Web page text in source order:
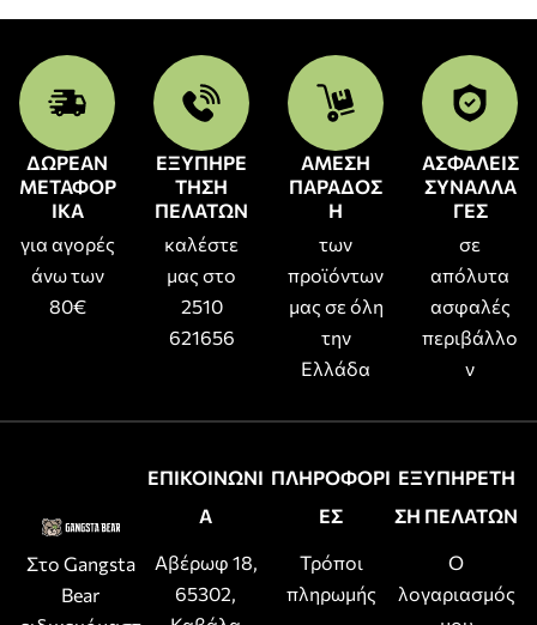
ΔΩΡΕΑΝ
ΜΕΤΑΦΟΡ
ΙΚΑ
για αγορές
άνω των
80€
ΕΞΥΠΗΡΕ
ΤΗΣΗ
ΠΕΛΑΤΩΝ
καλέστε
μας στο
2510
621656
ΑΜΕΣΗ
ΠΑΡΑΔΟΣ
Η
των
προϊόντων
μας σε όλη
την
Ελλάδα
ΑΣΦΑΛΕΙΣ
ΣΥΝΑΛΛΑ
ΓΕΣ
σε
απόλυτα
ασφαλές
περιβάλλο
ν
Στο Gangsta
Bear
ΕΠΙΚΟΙΝΩΝΙ
Α
Αβέρωφ 18,
65302,
ΠΛΗΡΟΦΟΡΙ
ΕΣ
Τρόποι
πληρωμής
ΕΞΥΠΗΡΕΤΗ
ΣΗ ΠΕΛΑΤΩΝ
Ο
λογαριασμός